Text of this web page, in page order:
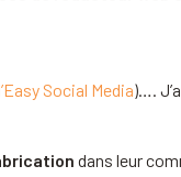
Social Media)….
dans leur